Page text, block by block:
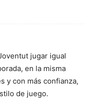
jugar igual
en la misma
y con más confianza,
de juego.